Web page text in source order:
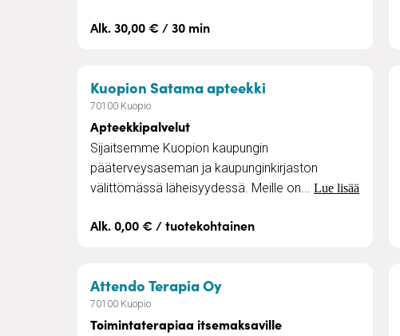
Alk. 30,00 € / 30 min
Kuopion Satama apteekki
70100 Kuopio
Apteekkipalvelut
Sijaitsemme Kuopion kaupungin
pääterveysaseman ja kaupunginkirjaston
välittömässä läheisyydessä. Meille on... Lue lisää
Alk. 0,00 € / tuotekohtainen
Attendo Terapia Oy– Toimintaterapiaa
70100 Kuopio
Toimintaterapiaa itsemaksaville